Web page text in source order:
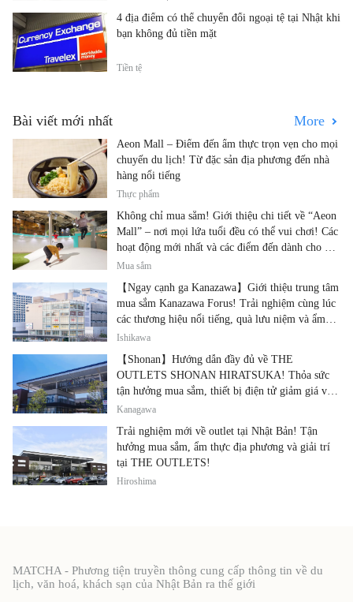
4 địa điểm có thể chuyển đổi ngoại tệ tại Nhật khi
bạn không đủ tiền mặt
Tiền tệ
Bài viết mới nhất More
Aeon Mall – Điểm đến ẩm thực trọn vẹn cho mọi
chuyến du lịch! Từ đặc sản địa phương đến nhà
hàng nổi tiếng
Thực phẩm
Không chỉ mua sắm! Giới thiệu chi tiết về “Aeon
Mall” – nơi mọi lứa tuổi đều có thể vui chơi! Các
hoạt động mới nhất và các điểm đến dành cho gia
đình.
Mua sắm
【Ngay cạnh ga Kanazawa】Giới thiệu trung tâm
mua sắm Kanazawa Forus! Trải nghiệm cùng lúc
các thương hiệu nổi tiếng, quà lưu niệm và ẩm
thực địa phương
Ishikawa
【Shonan】Hướng dẫn đầy đủ về THE
OUTLETS SHONAN HIRATSUKA! Thỏa sức
tận hưởng mua sắm, thiết bị điện tử giảm giá và
ẩm thực địa phương tại cùng một địa điểm!
Kanagawa
Trải nghiệm mới về outlet tại Nhật Bản! Tận
hưởng mua sắm, ẩm thực địa phương và giải trí
tại THE OUTLETS!
Hiroshima
MATCHA - Phương tiện truyền thông cung cấp thông tin về du
lịch, văn hoá, khách sạn của Nhật Bản ra thế giới